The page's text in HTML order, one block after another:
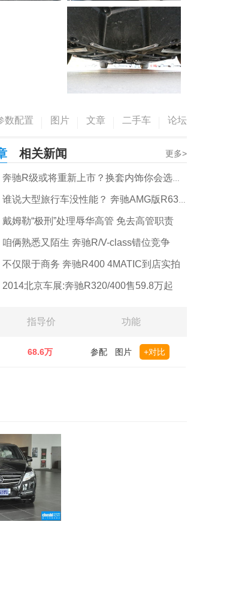
数配置 图片 文章 二手车 论坛
相关新闻 更多>
奔驰R级或将重新上市？换套内饰你会选择它么？...
谁说大型旅行车没性能？ 奔驰AMG版R63了解下
戴姆勒“极刑”处理辱华高管 免去高管职责
咱俩熟悉又陌生 奔驰R/V-class错位竞争
不仅限于商务 奔驰R400 4MATIC到店实拍
2014北京车展:奔驰R320/400售59.8万起
指导价 功能
68.6万 参配 图片 +对比